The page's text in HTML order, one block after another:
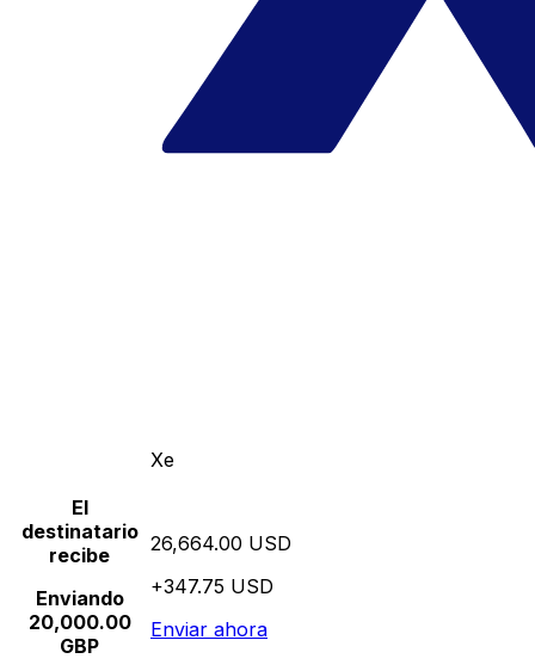
Xe
El
destinatario
recibe
Enviando
20,000.00
GBP
26,664.00 USD
+347.75 USD
Enviar ahora